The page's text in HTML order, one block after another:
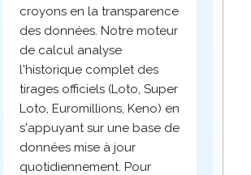
croyons en la transparence
des données. Notre moteur
de calcul analyse
l'historique complet des
tirages officiels (Loto, Super
Loto, Euromillions, Keno) en
s'appuyant sur une base de
données mise à jour
quotidiennement. Pour